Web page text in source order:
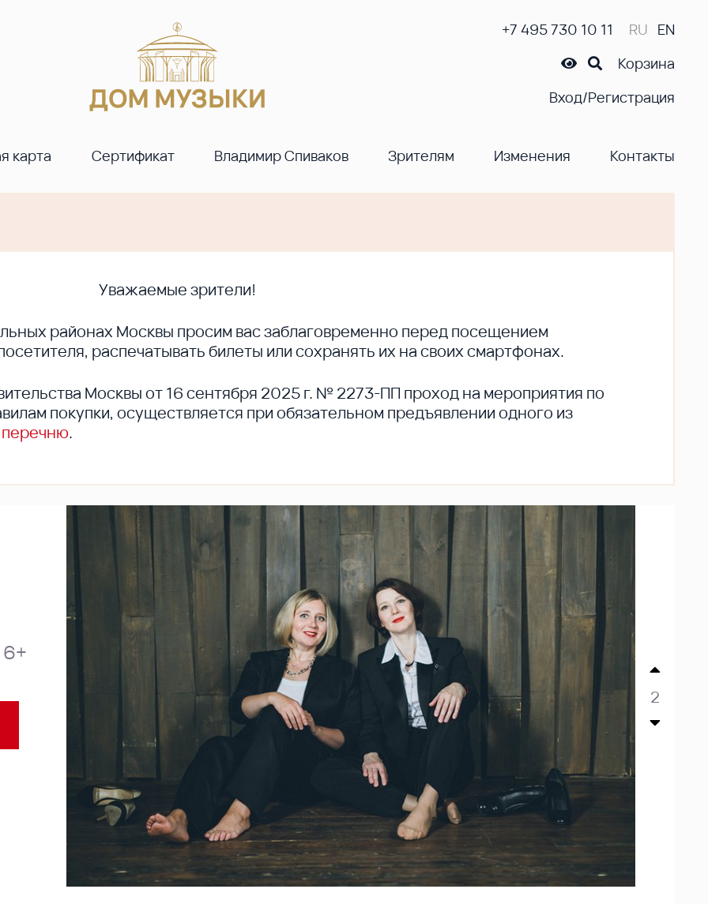
+7 495 730 10 11 RU EN
Корзина
Вход/Регистрация
карта Сертификат Владимир Спиваков Зрителям Изменения Контакты
Уважаемые зрители!
районах Москвы просим вас заблаговременно перед посещением
распечатывать билеты или сохранять их на своих смартфонах.
Москвы от 16 сентября 2025 г. № 2273-ПП проход на мероприятия по
покупки, осуществляется при обязательном предъявлении одного из
.
6+
2